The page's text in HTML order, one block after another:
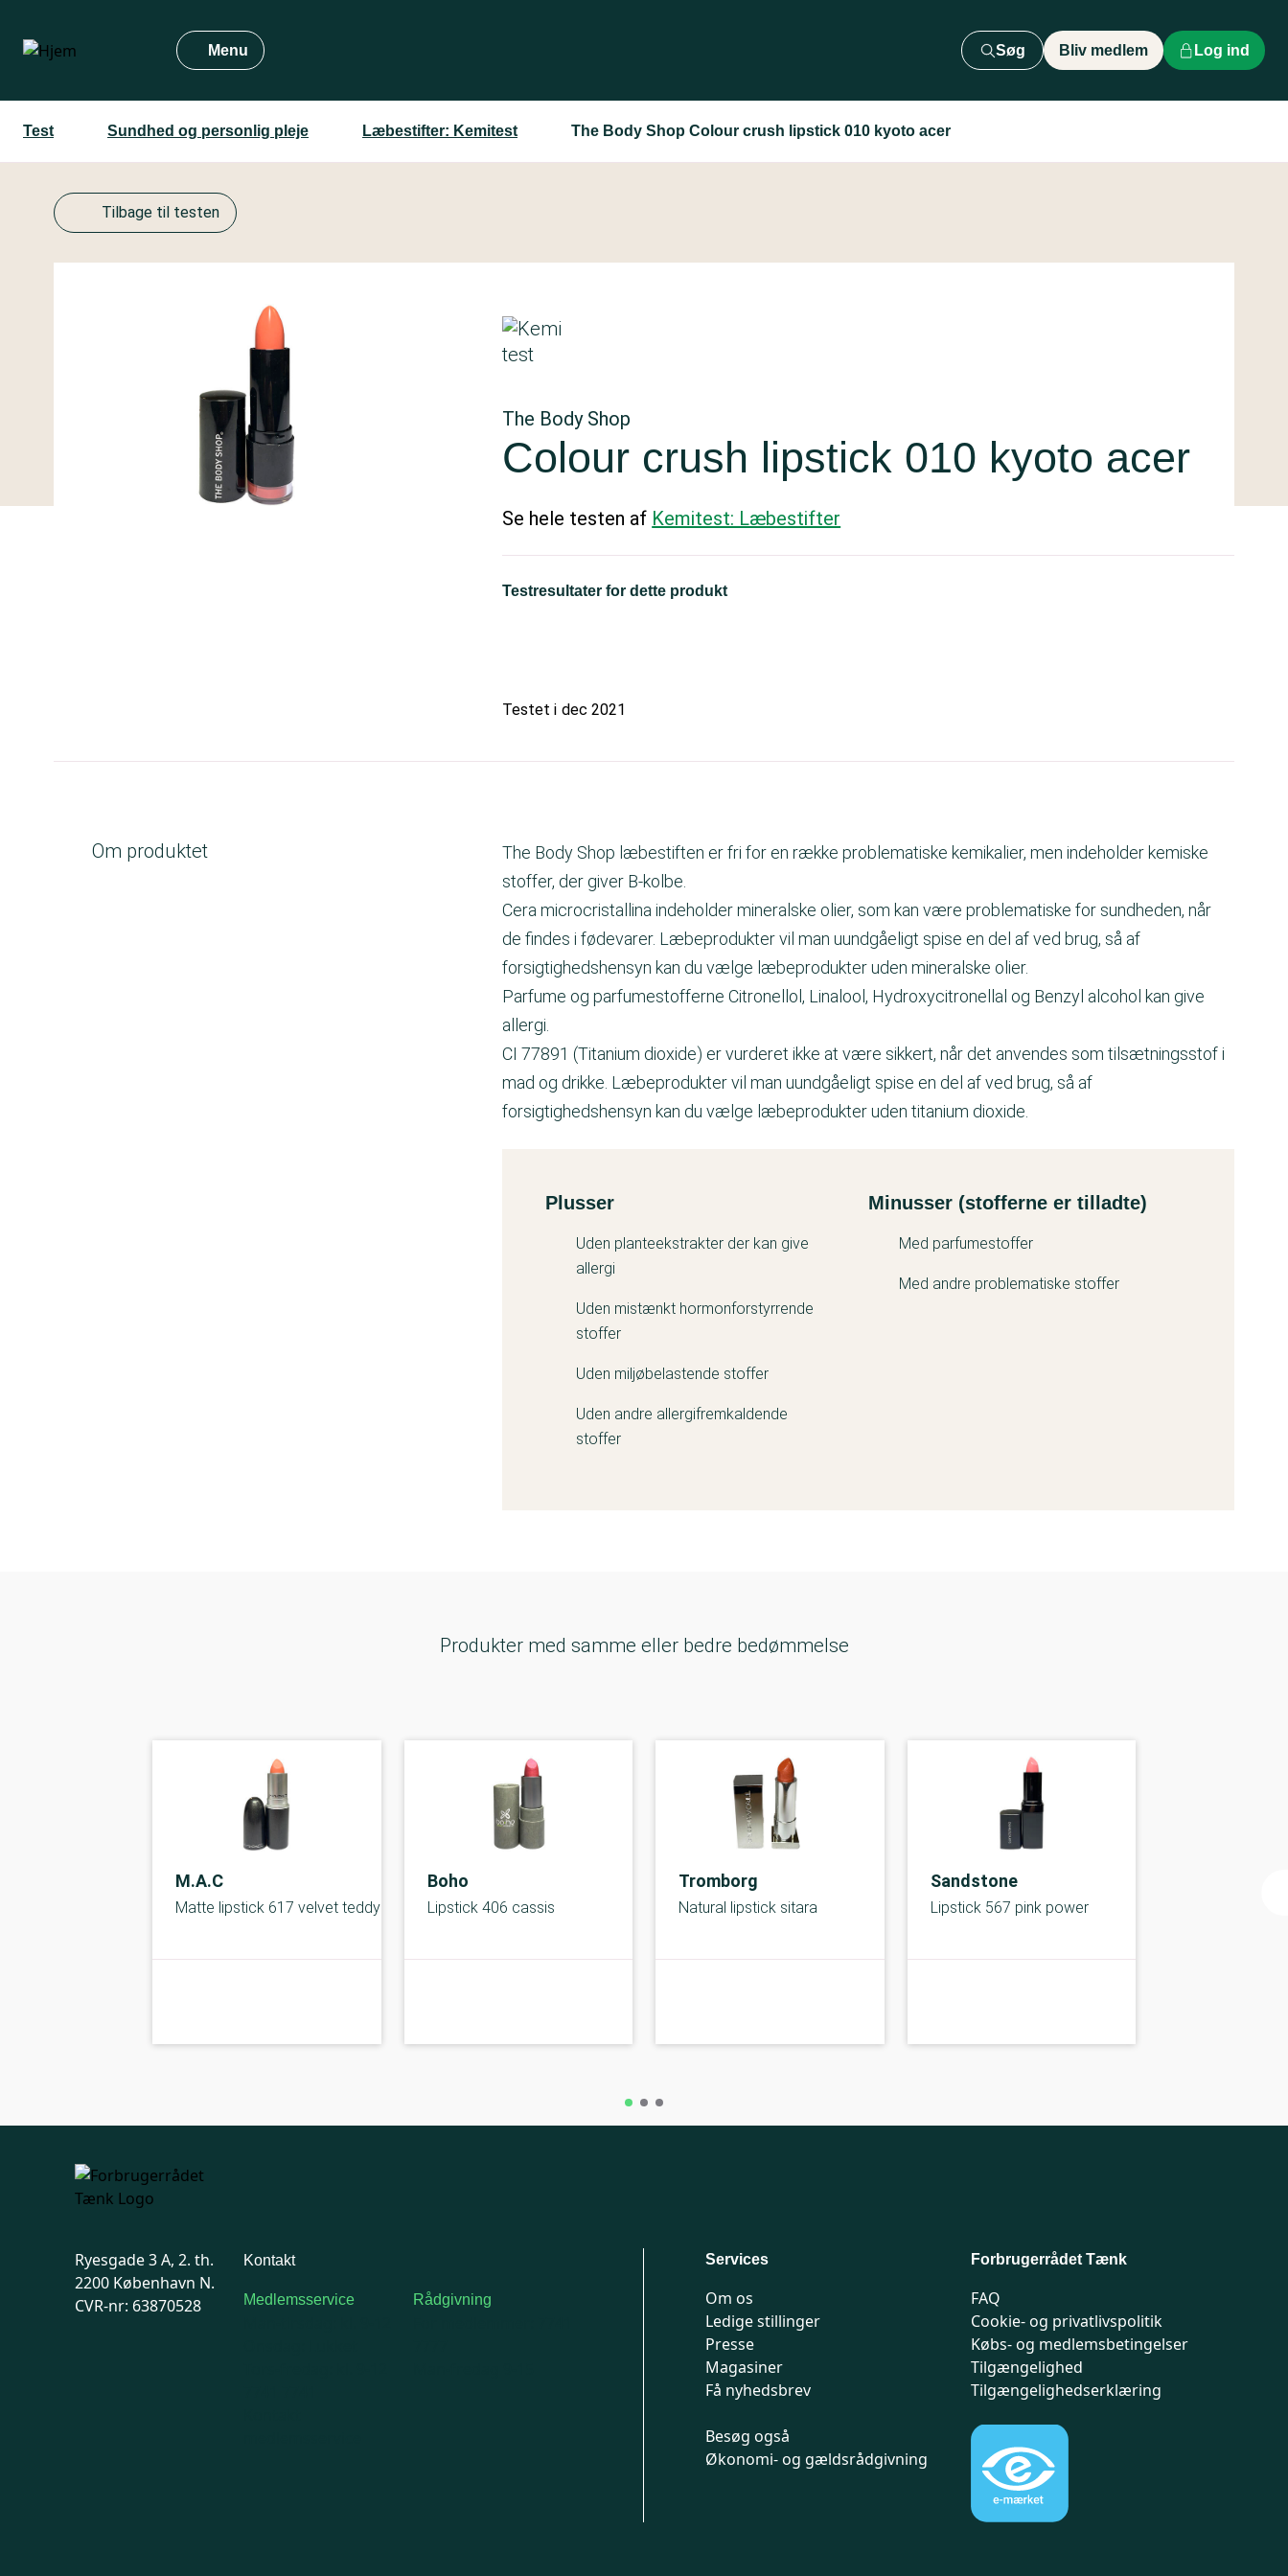
hovedindhold
Menu Søg Bliv medlem Log ind
Test Sundhed og personlig pleje Læbestifter: Kemitest The Body Shop Colour crush lipstick 010 kyoto acer
Tilbage til testen
The Body Shop
Colour crush lipstick 010 kyoto acer
Se hele testen af Kemitest: Læbestifter
Testresultater for dette produkt
Testet i dec 2021
Om produktet
The Body Shop læbestiften er fri for en række problematiske kemikalier, men indeholder kemiske
stoffer, der giver B-kolbe.
Cera microcristallina indeholder mineralske olier, som kan være problematiske for sundheden, når
de findes i fødevarer. Læbeprodukter vil man uundgåeligt spise en del af ved brug, så af
forsigtighedshensyn kan du vælge læbeprodukter uden mineralske olier.
Parfume og parfumestofferne Citronellol, Linalool, Hydroxycitronellal og Benzyl alcohol kan give
allergi.
CI 77891 (Titanium dioxide) er vurderet ikke at være sikkert, når det anvendes som tilsætningsstof i
mad og drikke. Læbeprodukter vil man uundgåeligt spise en del af ved brug, så af
forsigtighedshensyn kan du vælge læbeprodukter uden titanium dioxide.
Kemitest
Plusser Minusser (stofferne er tilladte)
Uden planteekstrakter der kan give
allergi
Uden mistænkt hormonforstyrrende
stoffer
Uden miljøbelastende stoffer
Uden andre allergifremkaldende
stoffer
Med parfumestoffer
Med andre problematiske stoffer
Produkter med samme eller bedre bedømmelse
M.A.C
Matte lipstick 617 velvet teddy
Boho
Lipstick 406 cassis
Tromborg
Natural lipstick sitara
Sandstone
Lipstick 567 pink power
Ryesgade 3 A, 2. th.
2200 København N.
CVR-nr: 63870528
Kontakt
Medlemsservice Rådgivning
Services
Om os
Ledige stillinger
Presse
Magasiner
Få nyhedsbrev
Besøg også
Økonomi- og gældsrådgivning
Forbrugerrådet Tænk
FAQ
Cookie- og privatlivspolitik
Købs- og medlemsbetingelser
Tilgængelighed
Tilgængelighedserklæring